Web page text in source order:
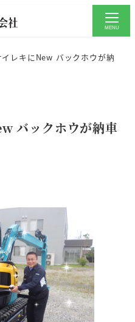
MENU
レキにNew バックホウが納
バックホウが納車